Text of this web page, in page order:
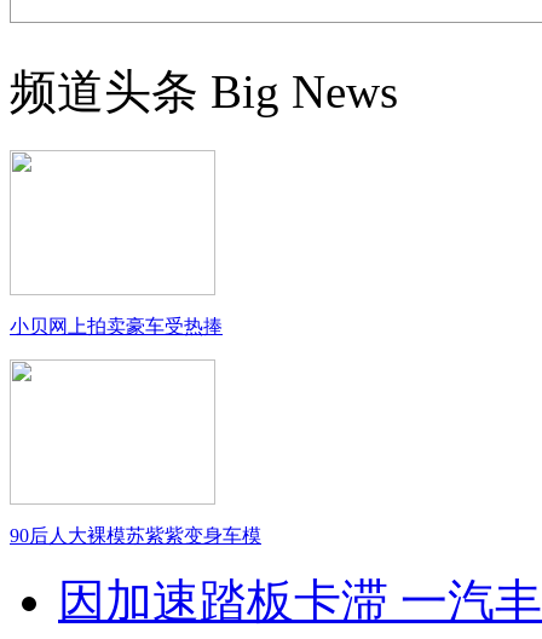
频道头条 Big News
小贝网上拍卖豪车受热捧
90后人大裸模苏紫紫变身车模
因加速踏板卡滞 一汽